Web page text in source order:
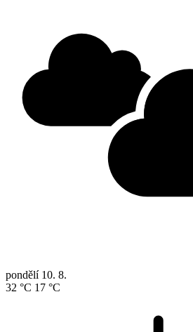
pondělí 10. 8.
32 °C 17 °C